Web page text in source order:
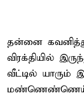
தன்னை
விரக்தியில்
வீட்டில் யாரும்
மண்ணெண்ணெய்